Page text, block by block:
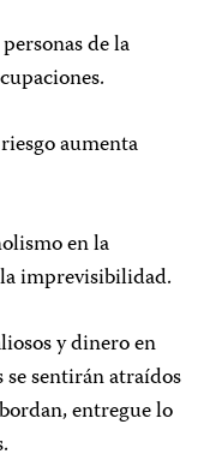
de la
aumenta
en la
imprevisibilidad.
y dinero en
se sentirán atraídos
entregue lo